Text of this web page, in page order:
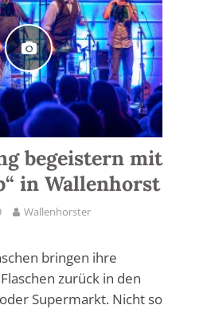
begeistern mit
in Wallenhorst
Wallenhorster
bringen ihre
zurück in den
Supermarkt. Nicht so